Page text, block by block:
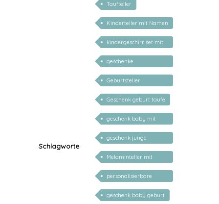
Schlagworte
Taufteller
Kinderteller mit Namen
personalisiert
kindergeschirr set mit
gravur
geschenke
personalisiert kinder
Geburtsteller
personalisiert
Geschenk geburt taufe
geschenk baby mit
namen
geschenk junge
mädchen
Melaminteller mit
Namen
personalisierbare
geschenke zur geburt
geschenk baby geburt